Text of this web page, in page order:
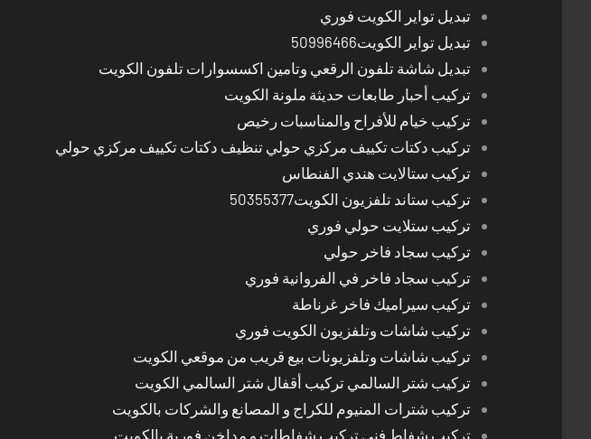
تبديل تواير الكويت فوري
تبديل تواير الكويت50996466
تبديل شاشة تلفون الرقعي وتامين اكسسوارات تلفون الكويت
تركيب أحبار طابعات حديثة ملونة الكويت
تركيب خيام للأفراح والمناسبات رخيص
تركيب دكتات تكييف مركزي حولي تنظيف دكتات تكييف مركزي حولي
تركيب ستالايت هندي الفنطاس
تركيب ستاند تلفزيون الكويت50355377
تركيب ستلايت حولي فوري
تركيب سجاد فاخر حولي
تركيب سجاد فاخر في الفروانية فوري
تركيب سيراميك فاخر غرناطة
تركيب شاشات وتلفزيون الكويت فوري
تركيب شاشات وتلفزيونات بيع قريب من موقعي الكويت
تركيب شتر السالمي تركيب أقفال شتر السالمي الكويت
تركيب شترات المنيوم للكراج و المصانع والشركات بالكويت
تركيب شفاط فني تركيب شفاطات و مداخن فورية بالكويت